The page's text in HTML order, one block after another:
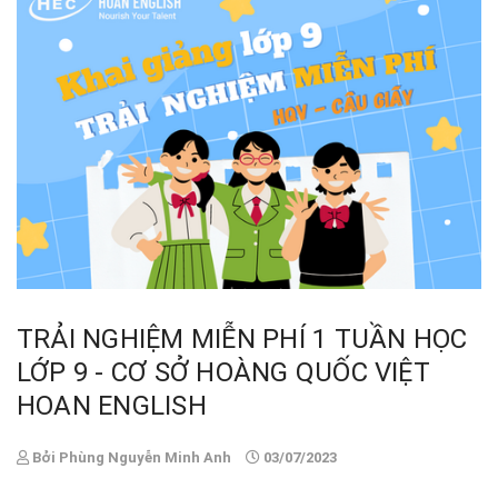
TRẢI NGHIỆM MIỄN PHÍ 1 TUẦN HỌC
LỚP 9 - CƠ SỞ HOÀNG QUỐC VIỆT
HOAN ENGLISH
Bởi Phùng Nguyễn Minh Anh 03/07/2023